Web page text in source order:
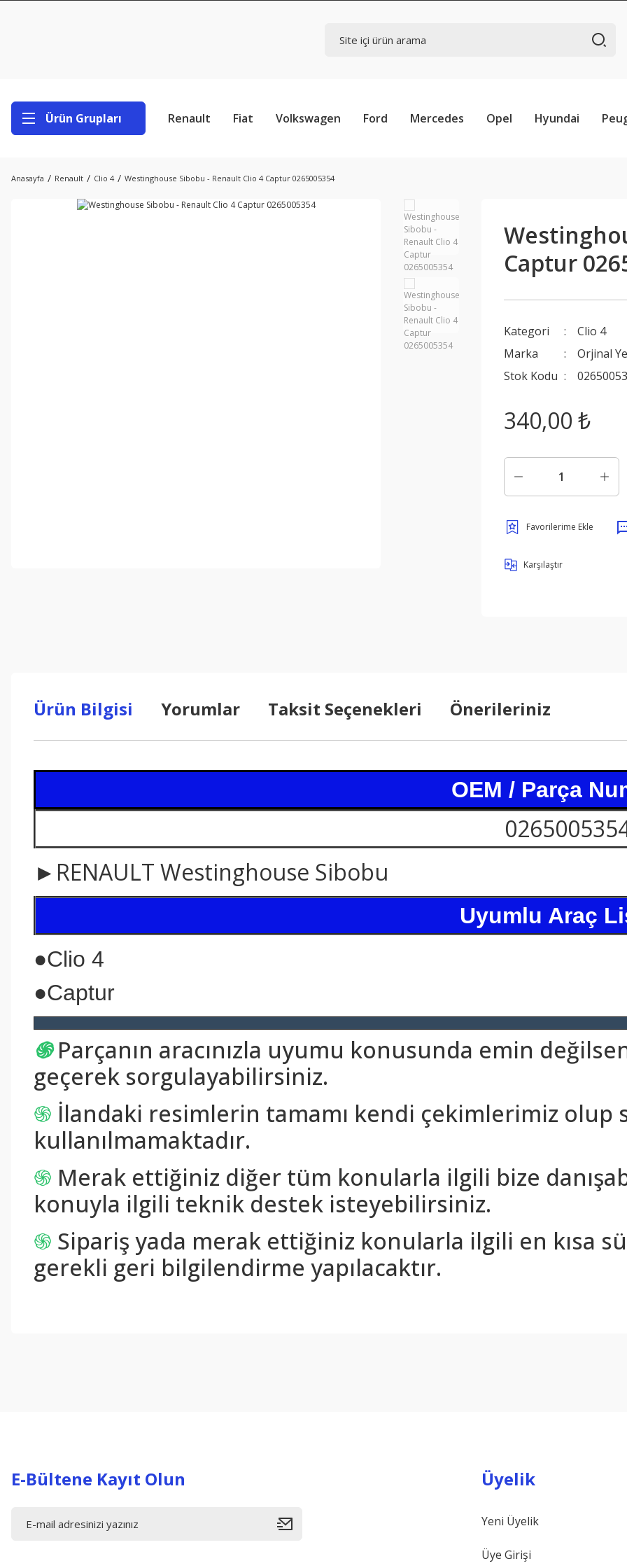
Ürün Grupları Renault Fiat Volkswagen Ford Mercedes Opel Hyundai
Anasayfa Renault Clio 4 Westinghouse Sibobu - Renault Clio 4 Captur 0265005354
Captur
Kategori
Clio 4
Marka
Orjinal
Stok Kodu
340,00 ₺
Karşılaştır
Ürün Bilgisi Yorumlar Taksit Seçenekleri Önerileriniz
OEM / Parça
►RENAULT Westinghouse Sibobu
Uyumlu Araç
●Clio 4
●Captur
֍ Parçanın aracınızla uyumu konusunda emin
geçerek sorgulayabilirsiniz.
֍ İlandaki resimlerin tamamı kendi çekimlerimiz olup
kullanılmamaktadır.
֍ Merak ettiğiniz diğer tüm konularla ilgili bize
konuyla ilgili teknik destek isteyebilirsiniz.
֍ Sipariş yada merak ettiğiniz konularla ilgili en kısa
gerekli geri bilgilendirme yapılacaktır.
E-Bültene Kayıt Olun Üyelik
Yeni Üyelik
Üye Girişi